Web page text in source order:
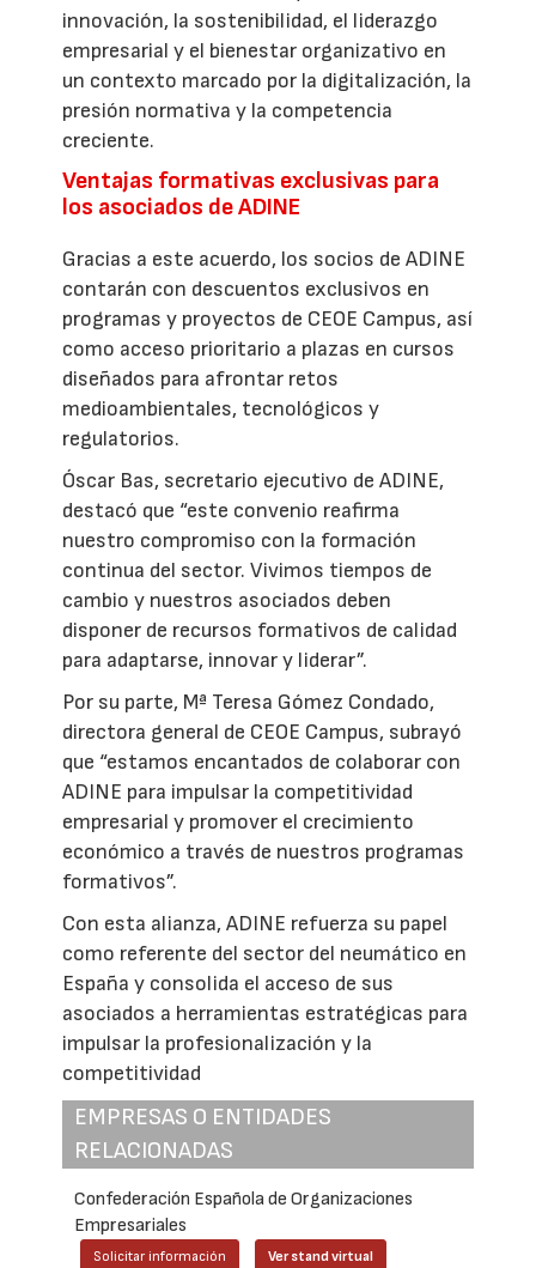
innovación, la sostenibilidad, el liderazgo
empresarial y el bienestar organizativo en
un contexto marcado por la digitalización, la
presión normativa y la competencia
creciente.
Ventajas formativas exclusivas para
los asociados de ADINE
Gracias a este acuerdo, los socios de ADINE
contarán con descuentos exclusivos en
programas y proyectos de CEOE Campus, así
como acceso prioritario a plazas en cursos
diseñados para afrontar retos
medioambientales, tecnológicos y
regulatorios.
Óscar Bas, secretario ejecutivo de ADINE,
destacó que “este convenio reafirma
nuestro compromiso con la formación
continua del sector. Vivimos tiempos de
cambio y nuestros asociados deben
disponer de recursos formativos de calidad
para adaptarse, innovar y liderar”.
Por su parte, Mª Teresa Gómez Condado,
directora general de CEOE Campus, subrayó
que “estamos encantados de colaborar con
ADINE para impulsar la competitividad
empresarial y promover el crecimiento
económico a través de nuestros programas
formativos”.
Con esta alianza, ADINE refuerza su papel
como referente del sector del neumático en
España y consolida el acceso de sus
asociados a herramientas estratégicas para
impulsar la profesionalización y la
competitividad
EMPRESAS O ENTIDADES
RELACIONADAS
Confederación Española de Organizaciones
Empresariales
Solicitar información Ver stand virtual